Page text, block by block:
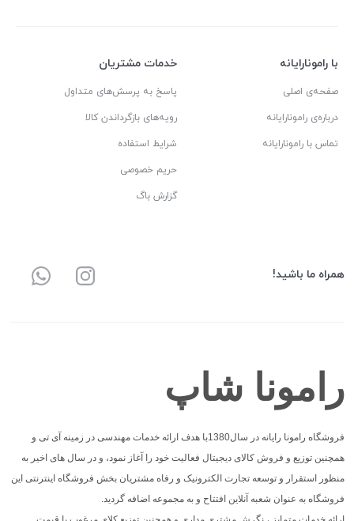
با رامونارایانه
صفحه‌ی اصلی
درباره‌ی رامونارایانه
تماس با رامونارایانه
خدمات مشتریان
پاسخ به پرسش‌های متداول
رویه‌های بازگرداندن کالا
شرایط استفاده
حریم خصوصی
گزارش باگ
همراه ما باشید!
رامونا شاپ
فروشگاه رامونا رایانه در سال1380با هدف ارائه خدمات مهندسی در زمینه آی تی و
همچنین توزیع و فروش کالای دیجیتال فعالیت خود را آغاز نمود، و در سال های اخیر به
منظور استقرار و توسعه تجارت الکترونیک و رفاه مشتریان بخش فروشگاه اینترنتی این
فروشگاه به عنوان شعبه آنلاین افتتاح و به مجموعه اضافه گردید.